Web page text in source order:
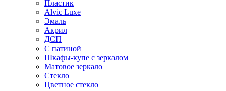
Пластик
Alvic Luxe
Эмаль
Акрил
ДСП
С патиной
Шкафы-купе с зеркалом
Матовое зеркало
Стекло
Цветное стекло